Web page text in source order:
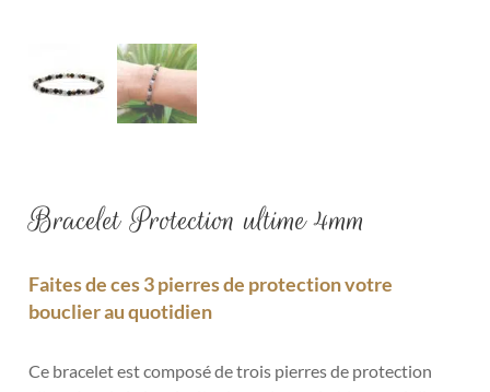
Bracelet Protection ultime 4mm
Faites de ces 3 pierres de protection votre
bouclier au quotidien
Ce bracelet est composé de trois pierres de protection